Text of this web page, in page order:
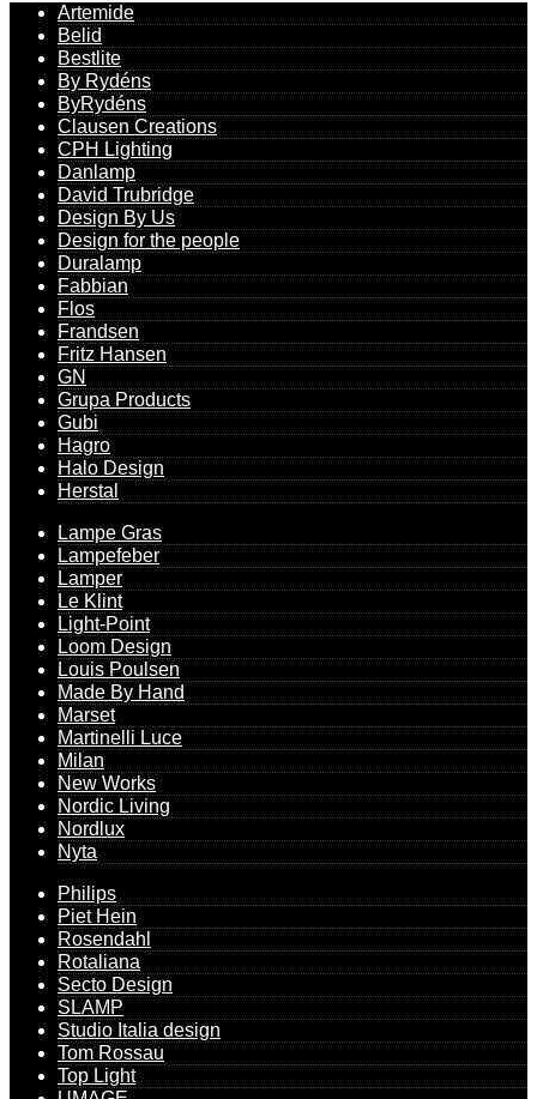
Artemide
Belid
Bestlite
By Rydéns
ByRydéns
Clausen Creations
CPH Lighting
Danlamp
David Trubridge
Design By Us
Design for the people
Duralamp
Fabbian
Flos
Frandsen
Fritz Hansen
GN
Grupa Products
Gubi
Hagro
Halo Design
Herstal
Lampe Gras
Lampefeber
Lamper
Le Klint
Light-Point
Loom Design
Louis Poulsen
Made By Hand
Marset
Martinelli Luce
Milan
New Works
Nordic Living
Nordlux
Nyta
Philips
Piet Hein
Rosendahl
Rotaliana
Secto Design
SLAMP
Studio Italia design
Tom Rossau
Top Light